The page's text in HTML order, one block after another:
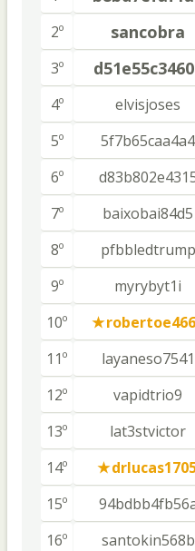
2º
sancobra
3º
4º
elvisjoses
5º
5f7b65caa4a4
6º
7º
baixobai84d5
8º
pfbbledtrump
9º
myrybyt1i
10º
11º
layaneso7541
12º
vapidtrio9
13º
lat3stvictor
14º
15º
16º
santokin568b